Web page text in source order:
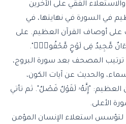
الفقي على الآخرين
في السورة في نهايتها، في
على أوصاف القرآن العظيم. على
مَّجِيدٌ فِى لَوْحٍ مَّحْفُوظٍۭ".
ترتيب المصحف بعد سورة البروج،
والحديث عن آيات الكون،
العظيم: " إِنَّهُۥ لَقَوْلٌ فَصْلٌ ". ثم تأتي
الأعلى.
لتؤسس استعلاء الإنسان المؤمن